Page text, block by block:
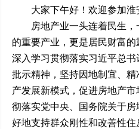
大家下午好！欢迎参加淮
房地产业一头连着民生，
的重要产业，更是居民财富
深入学习贯彻落实习近平总
批示精神，坚持因地制宜、
产发展新模式，促进房地产
彻落实党中央、国务院关于
好地支持群众刚性和改善性